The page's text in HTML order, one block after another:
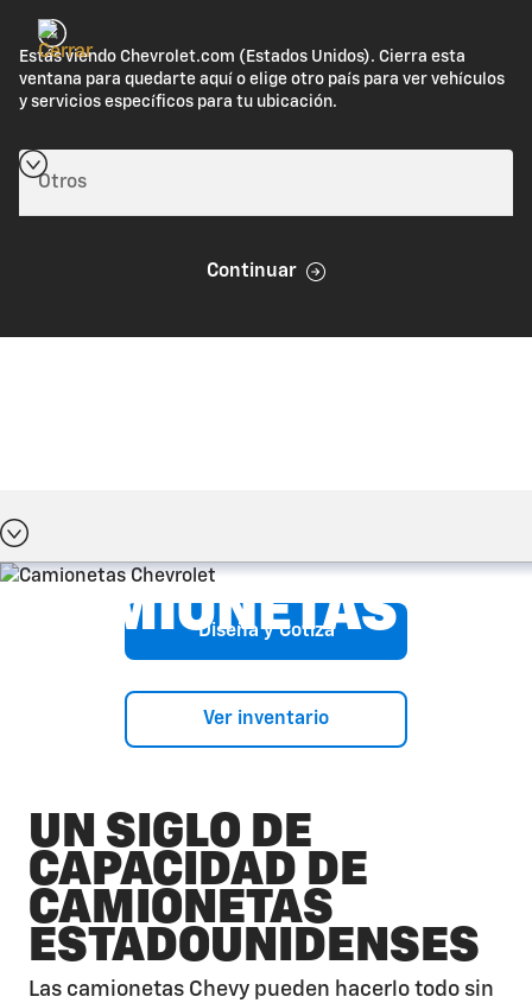
Estás viendo Chevrolet.com (Estados Unidos). Cierra esta
ventana para quedarte aquí o elige otro país para ver vehículos
y servicios específicos para tu ubicación.
Continuar
CAMIONETAS
Diseña y Cotiza
Ver inventario
UN SIGLO DE
CAPACIDAD DE
CAMIONETAS
ESTADOUNIDENSES
Las camionetas Chevy pueden hacerlo todo sin